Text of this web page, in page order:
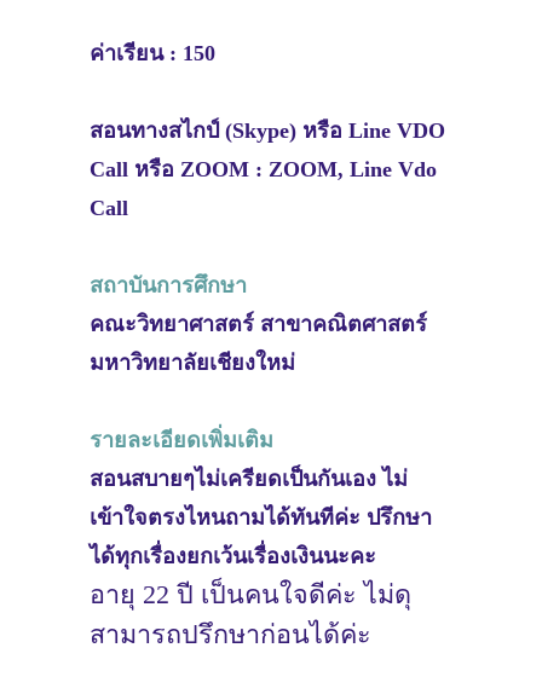
ค่าเรียน : 150
สอนทางสไกป์ (Skype) หรือ Line VDO
Call หรือ ZOOM : ZOOM, Line Vdo
Call
สถาบันการศึกษา
คณะวิทยาศาสตร์ สาขาคณิตศาสตร์
มหาวิทยาลัยเชียงใหม่
รายละเอียดเพิ่มเติม
สอนสบายๆไม่เครียดเป็นกันเอง ไม่
เข้าใจตรงไหนถามได้ทันทีค่ะ ปรึกษา
ได้ทุกเรื่องยกเว้นเรื่องเงินนะคะ
อายุ 22 ปี เป็นคนใจดีค่ะ ไม่ดุ
สามารถปรึกษาก่อนได้ค่ะ